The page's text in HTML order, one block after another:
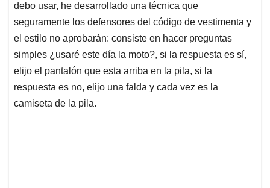
A
p
p
o
o
k
d
I
n
d
s
debo usar, he desarrollado una técnica que
seguramente los defensores del código de vestimenta y
el estilo no aprobarán: consiste en hacer preguntas
simples ¿usaré este día la moto?, si la respuesta es sí,
elijo el pantalón que esta arriba en la pila, si la
respuesta es no, elijo una falda y cada vez es la
camiseta de la pila.